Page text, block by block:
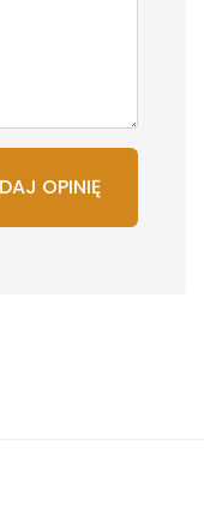
OPINIĘ